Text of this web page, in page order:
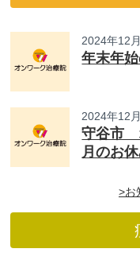
2024年12
年末年
2024年12
守谷市
月のお
>お